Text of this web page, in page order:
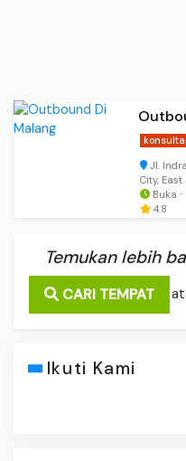
Jl.
City, East
Buka
4.8
Temukan lebih
CARI TEMPAT
Ikuti Kami